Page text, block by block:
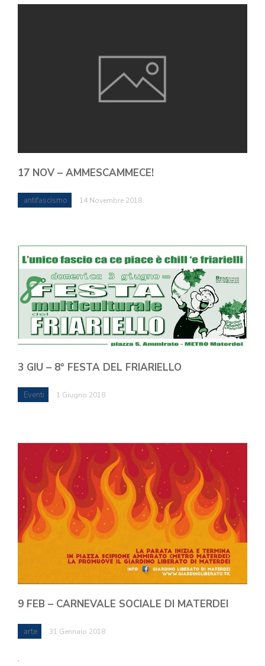
17 NOV – AMMESCAMMECE!
antifascismo 14 Novembre 2018
3 GIU – 8° FESTA DEL FRIARIELLO
Eventi 1 Giugno 2018
9 FEB – CARNEVALE SOCIALE DI MATERDEI
arte 31 Gennaio 2018
.